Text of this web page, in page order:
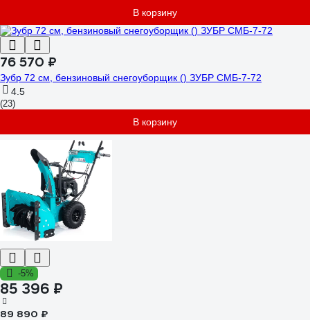
В корзину
76 570 ₽
Зубр 72 см, бензиновый снегоуборщик () ЗУБР СМБ-7-72
4.5
(23)
В корзину
-5%
85 396 ₽
89 890 ₽